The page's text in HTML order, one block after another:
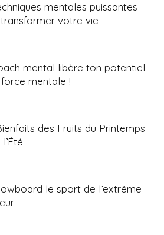
mentales puissantes
votre vie
mental libère ton potentiel
mentale !
des Fruits du Printemps
le sport de l’extrême